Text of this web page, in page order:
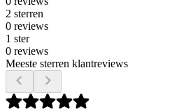
2 sterren
0 reviews
1 ster
0 reviews
Meeste sterren klantreviews